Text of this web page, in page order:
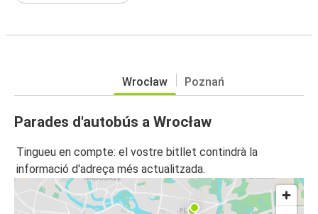
Wrocław Poznań
Parades d'autobús a Wrocław
Tingueu en compte: el vostre bitllet contindrà la
informació d'adreça més actualitzada.